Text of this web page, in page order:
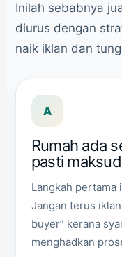
Inilah sebabnya
diurus dengan
naik iklan dan
A
Rumah ada
pasti
Langkah pertama
Jangan terus
buyer” kerana
menghadkan